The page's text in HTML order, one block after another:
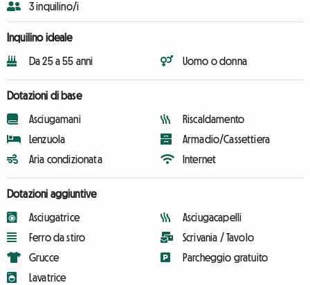
3 inquilino/i
Inquilino ideale
Da 25 a 55 anni Uomo o donna
Dotazioni di base
Asciugamani
Lenzuola
Aria condizionata
Riscaldamento
Armadio/Cassettiera
Internet
Dotazioni aggiuntive
Asciugatrice
Ferro da stiro
Grucce
Lavatrice
Asciugacapelli
Scrivania / Tavolo
Parcheggio gratuito